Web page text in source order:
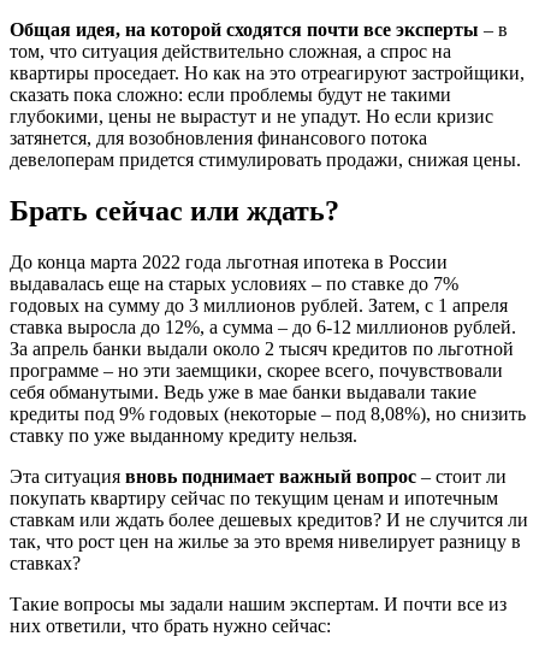
Общая идея, на которой сходятся почти все эксперты – в
том, что ситуация действительно сложная, а спрос на
квартиры проседает. Но как на это отреагируют застройщики,
сказать пока сложно: если проблемы будут не такими
глубокими, цены не вырастут и не упадут. Но если кризис
затянется, для возобновления финансового потока
девелоперам придется стимулировать продажи, снижая цены.
Брать сейчас или ждать?
До конца марта 2022 года льготная ипотека в России
выдавалась еще на старых условиях – по ставке до 7%
годовых на сумму до 3 миллионов рублей. Затем, с 1 апреля
ставка выросла до 12%, а сумма – до 6-12 миллионов рублей.
За апрель банки выдали около 2 тысяч кредитов по льготной
программе – но эти заемщики, скорее всего, почувствовали
себя обманутыми. Ведь уже в мае банки выдавали такие
кредиты под 9% годовых (некоторые – под 8,08%), но снизить
ставку по уже выданному кредиту нельзя.
Эта ситуация вновь поднимает важный вопрос – стоит ли
покупать квартиру сейчас по текущим ценам и ипотечным
ставкам или ждать более дешевых кредитов? И не случится ли
так, что рост цен на жилье за это время нивелирует разницу в
ставках?
Такие вопросы мы задали нашим экспертам. И почти все из
них ответили, что брать нужно сейчас: